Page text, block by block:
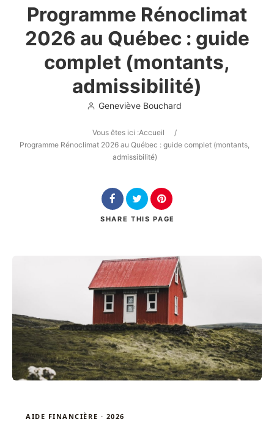
Location
Programme Rénoclimat
2026 au Québec : guide
complet (montants,
admissibilité)
Geneviève Bouchard
Vous êtes ici :Accueil
/
Programme Rénoclimat 2026 au Québec : guide complet (montants,
admissibilité)
SHARE THIS PAGE
AIDE FINANCIÈRE · 2026